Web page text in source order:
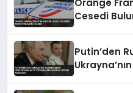
Cesedi
Putin’den